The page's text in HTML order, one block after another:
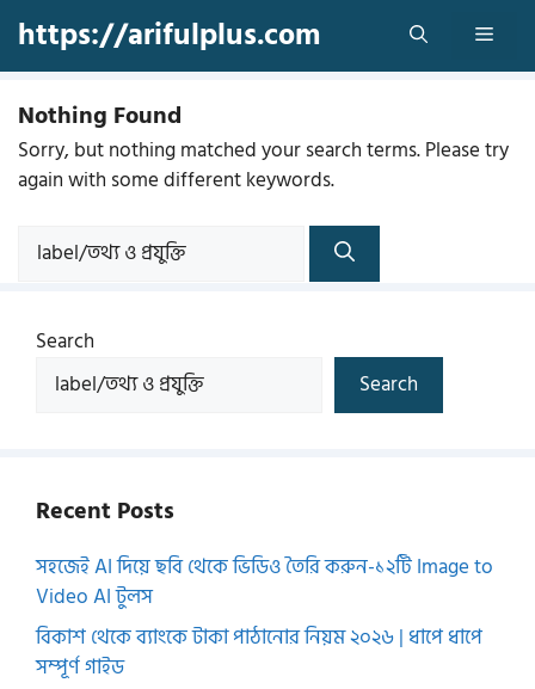
content
https://arifulplus.com Menu
Nothing Found
Sorry, but nothing matched your search terms. Please try
again with some different keywords.
Search
for:
Search
Search
Recent Posts
সহজেই AI দিয়ে ছবি থেকে ভিডিও তৈরি করুন-১২টি Image to
Video AI টুলস
বিকাশ থেকে ব্যাংকে টাকা পাঠানোর নিয়ম ২০২৬ | ধাপে ধাপে
সম্পূর্ণ গাইড